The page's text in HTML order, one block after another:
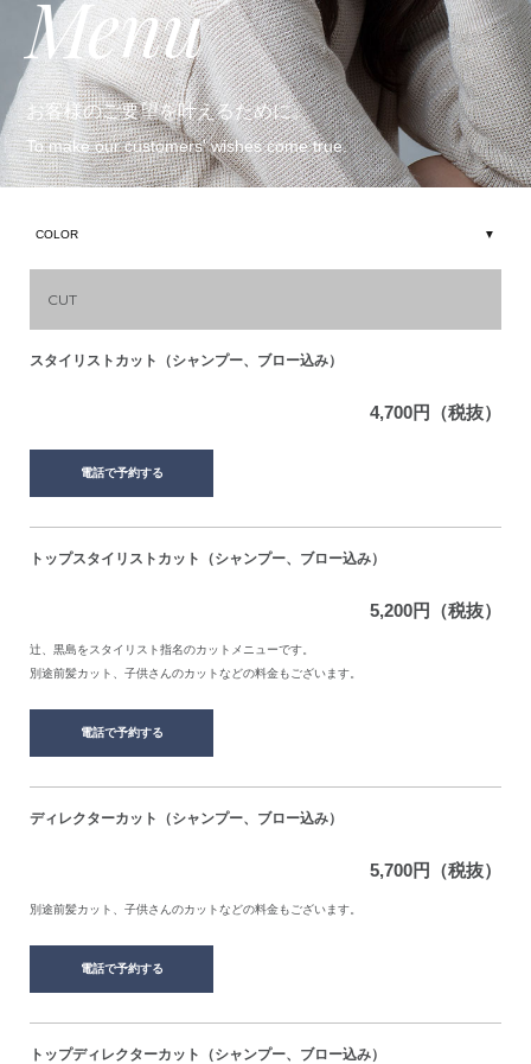
Menu
お客様のご要望を叶えるために。
To make our customers' wishes come true.
CUT
スタイリストカット（シャンプー、ブロー込み）
4,700円（税抜）
電話で予約する
トップスタイリストカット（シャンプー、ブロー込み）
5,200円（税抜）
辻、黒島をスタイリスト指名のカットメニューです。
別途前髪カット、子供さんのカットなどの料金もございます。
電話で予約する
ディレクターカット（シャンプー、ブロー込み）
5,700円（税抜）
別途前髪カット、子供さんのカットなどの料金もございます。
電話で予約する
トップディレクターカット（シャンプー、ブロー込み）